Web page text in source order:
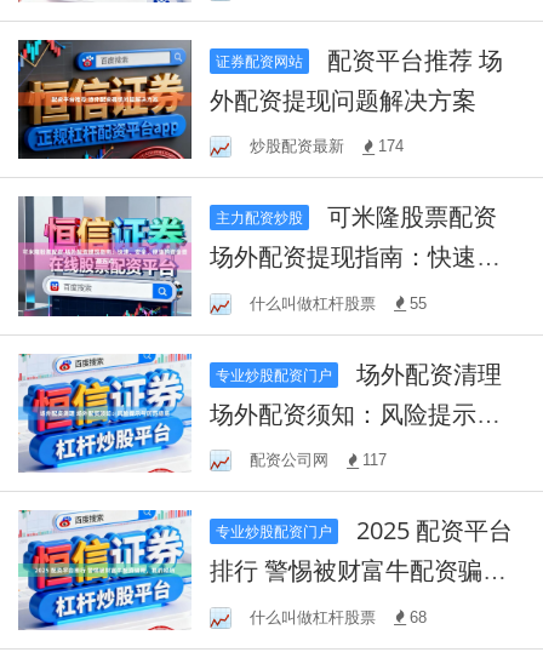
证券配资网站
外配资提现问题解决方案
炒股配资最新 174
主力配资炒股
可米隆股票配资
场外配资提现指南：快速、
安全、便捷的资金提取方式
什么叫做杠杆股票 55
专业炒股配资门户
场外配资清理
场外配资须知：风险提示与
防范措施
配资公司网 117
专业炒股配资门户
排行 警惕被财富牛配资骗
局，我的经历
什么叫做杠杆股票 68